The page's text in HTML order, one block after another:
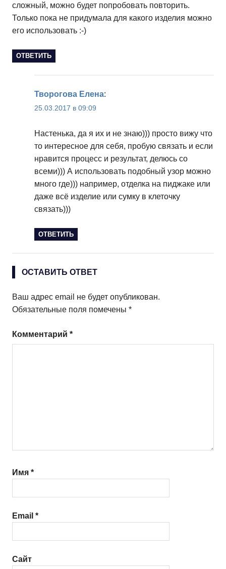
сложный, можно будет попробовать повторить.
Только пока не придумала для какого изделия можно
его использовать :-)
ОТВЕТИТЬ
Творогова Елена:
25.03.2017 в 09:09
Настенька, да я их и не знаю))) просто вижу что
то интересное для себя, пробую связать и если
нравится процесс и результат, делюсь со
всеми))) А использовать подобный узор можно
много где))) например, отделка на пиджаке или
даже всё изделие или сумку в клеточку
связать)))
ОТВЕТИТЬ
ОСТАВИТЬ ОТВЕТ
Ваш адрес email не будет опубликован.
Обязательные поля помечены *
Комментарий *
Имя *
Email *
Сайт